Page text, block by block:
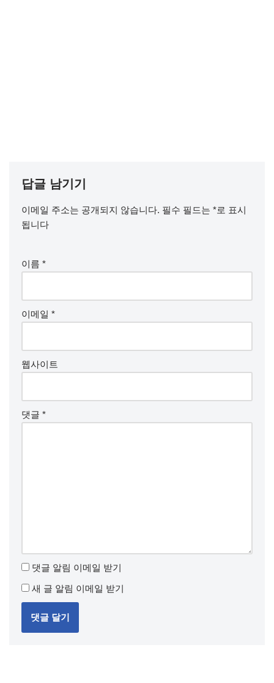
답글 남기기
이메일 주소는 공개되지 않습니다. 필수 필드는 *로 표시
됩니다
이름 *
이메일 *
웹사이트
댓글 *
댓글 알림 이메일 받기
새 글 알림 이메일 받기